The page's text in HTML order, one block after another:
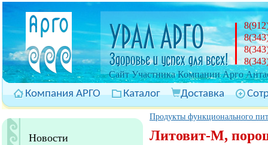
Cайт Участника Компании Арго
Компания АРГО Каталог Доставка
Новости
Продукты функционального
Литовит-М,